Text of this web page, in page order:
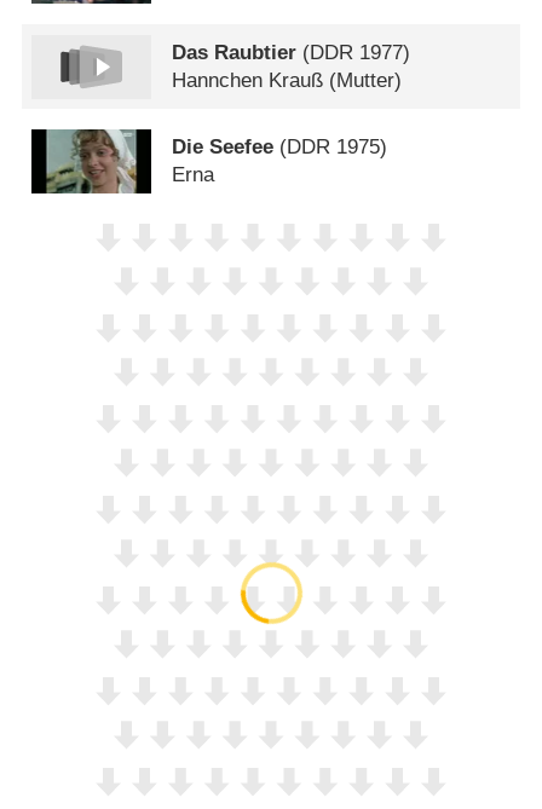
Das Raubtier (DDR 1977)
Hannchen Krauß (Mutter)
Die Seefee (DDR 1975)
Erna